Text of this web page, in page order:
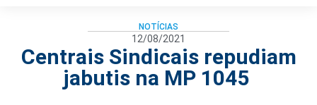
NOTÍCIAS
12/08/2021
Centrais Sindicais repudiam
jabutis na MP 1045